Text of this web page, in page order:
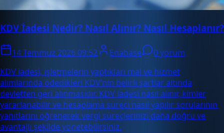
KDV İadesi Nedir? Nasıl Alınır? Nasıl Hesaplanır?
14 Temmuz 2026 09:52 Enabase
0 yorum
KDV iadesi, işletmelerin yaptıkları mal ve hizmet
alımlarında ödedikleri KDV’nin belirli şartlar altında
devletten geri alınmasıdır. KDV iadesi nasıl alınır, kimler
yararlanabilir ve hesaplama süreci nasıl yapılır sorularının
yanıtlarını öğrenerek vergi süreçlerinizi daha doğru ve
avantajlı şekilde yönetebilirsiniz.